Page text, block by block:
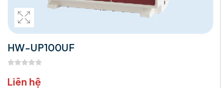
HW-UP100UF
Liên hệ